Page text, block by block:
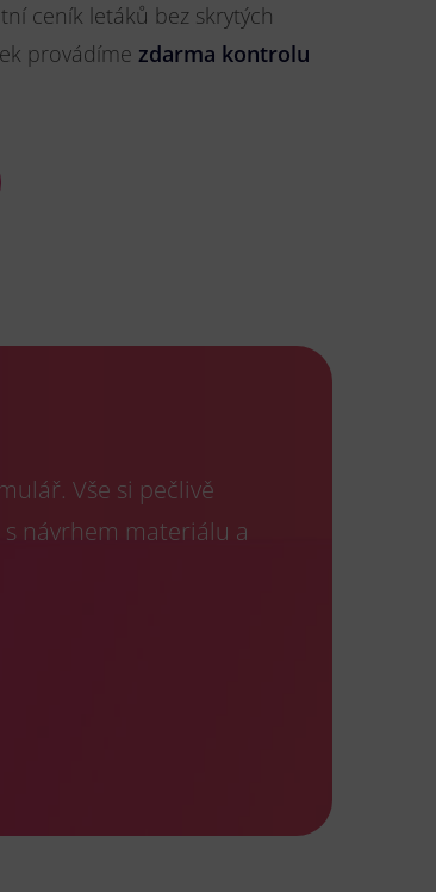
ceník letáků bez skrytých
provádíme zdarma kontrolu
Vše si pečlivě
návrhem materiálu a